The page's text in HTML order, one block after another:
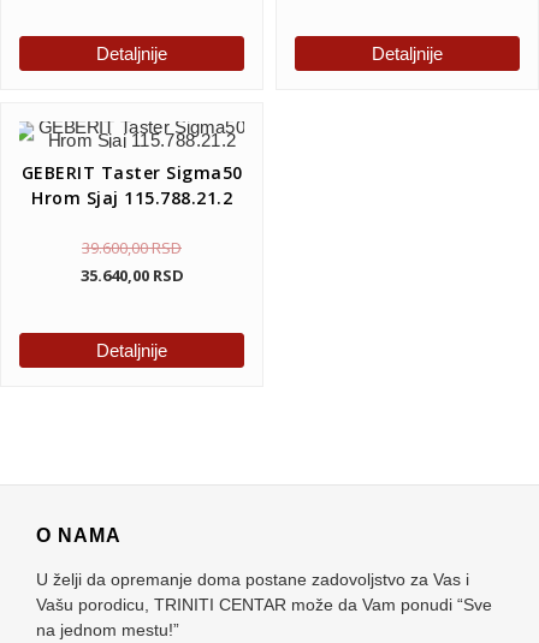
Detaljnije Detaljnije
GEBERIT Taster Sigma50
Hrom Sjaj 115.788.21.2
39.600,00RSD
35.640,00 RSD
Detaljnije
O NAMA
U želji da opremanje doma postane zadovoljstvo za Vas i
Vašu porodicu, TRINITI CENTAR može da Vam ponudi “Sve
na jednom mestu!”